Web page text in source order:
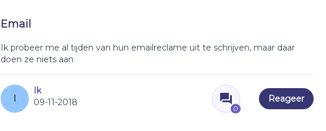
Email
Ik probeer me al tijden van hun emailreclame uit te schrijven, maar daar
doen ze niets aan
I
Ik
09-11-2018
0
Reageer